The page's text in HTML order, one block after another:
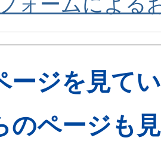
ージを見て
のページも